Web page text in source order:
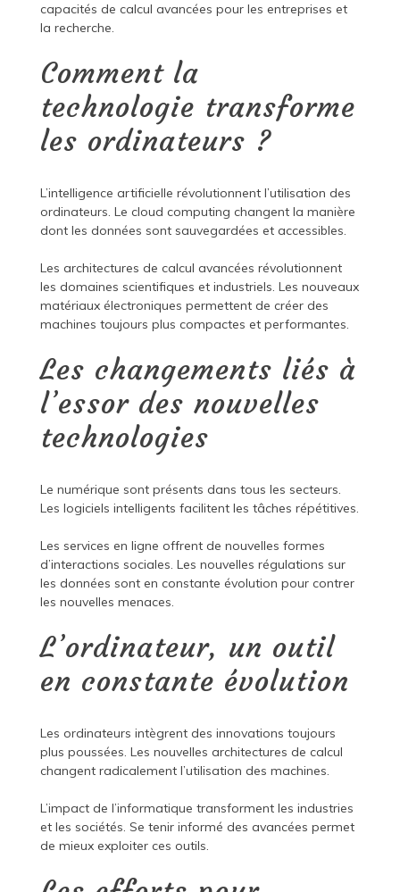
capacités de calcul avancées pour les entreprises et
la recherche.
Comment la
technologie transforme
les ordinateurs ?
L’intelligence artificielle révolutionnent l’utilisation des
ordinateurs. Le cloud computing changent la manière
dont les données sont sauvegardées et accessibles.
Les architectures de calcul avancées révolutionnent
les domaines scientifiques et industriels. Les nouveaux
matériaux électroniques permettent de créer des
machines toujours plus compactes et performantes.
Les changements liés à
l’essor des nouvelles
technologies
Le numérique sont présents dans tous les secteurs.
Les logiciels intelligents facilitent les tâches répétitives.
Les services en ligne offrent de nouvelles formes
d’interactions sociales. Les nouvelles régulations sur
les données sont en constante évolution pour contrer
les nouvelles menaces.
L’ordinateur, un outil
en constante évolution
Les ordinateurs intègrent des innovations toujours
plus poussées. Les nouvelles architectures de calcul
changent radicalement l’utilisation des machines.
L’impact de l’informatique transforment les industries
et les sociétés. Se tenir informé des avancées permet
de mieux exploiter ces outils.